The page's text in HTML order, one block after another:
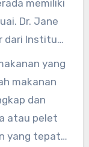
memiliki
Dr. Jane
dari Institut
ikan cupang
air yang
tumbuh
cerah,”
yang
makanan
dan
atau pelet
yang tepat